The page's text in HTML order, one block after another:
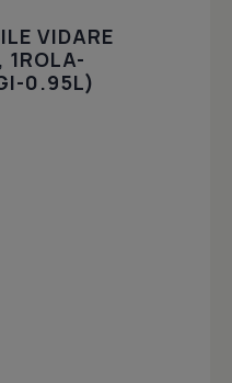
VIDARE
0.95L)